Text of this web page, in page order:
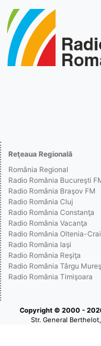
Reţeaua Regională
România Regional
Radio România Bucureşti
Radio România Braşov FM
Radio România Cluj
Radio România Constanţa
Radio România Vacanţa
Radio România Oltenia-
Radio România Iaşi
Radio România Reşiţa
Radio România Târgu Mureş
Radio România Timişoara
Copyright © 2000 - 2026
Str. General